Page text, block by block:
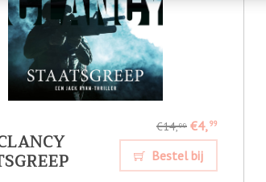
€14,99 €4,99
Bestel bij